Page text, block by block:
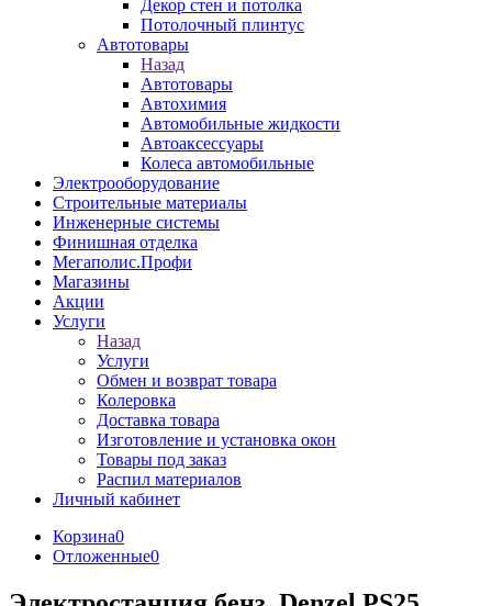
Декор стен и потолка
Потолочный плинтус
Автотовары
Назад
Автотовары
Автохимия
Автомобильные жидкости
Автоаксессуары
Колеса автомобильные
Электрооборудование
Строительные материалы
Инженерные системы
Финишная отделка
Мегаполис.Профи
Магазины
Акции
Услуги
Назад
Услуги
Обмен и возврат товара
Колеровка
Доставка товара
Изготовление и установка окон
Товары под заказ
Распил материалов
Личный кабинет
Корзина0
Отложенные0